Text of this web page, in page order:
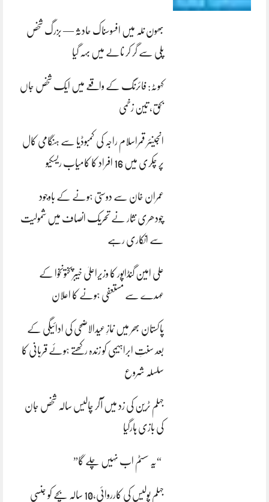
بھون نلہ میں افسوسناک حادثہ — بزرگ شخص
پلی سے گر کر نالے میں بہہ گیا
کہوٹہ: فائرنگ کے واقعے میں ایک شخص جاں
بحق، تین زخمی
انجینئر قمراسلام راجہ کی کمبوڈیا سے ہنگامی کال
پر چکری میں 16 افراد کا کامیاب ریسکیو
عمران خان سے دوستی ہونے کے باوجود
چودھری نثار نے تحریک انصاف میں شمولیت
سے انکاری رہے
علی امین گنڈاپور کا وزیراعلیٰ خیبرپختونخوا کے
عہدے سے مستعفی ہونے کا اعلان
پاکستان بھر میں نمازِ عیدالاضحی کی ادائیگی کے
بعد سنتِ ابراہیمی کو زندہ رکھتے ہوئے قربانی کا
سلسلہ شروع
جہلم ٹرین کی زد میں آکر چالیس سالہ شخص جان
کی بازی ہارگیا
“یہ سسٹم اب نہیں چلے گا”
جہلم پولیس کی کارروائی،10 سالہ بچے کو جنسی